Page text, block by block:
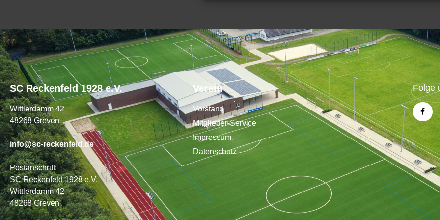
SC Reckenfeld 1928 e.V.
Wittlerdamm 42
48268 Greven
info@sc-reckenfeld.de
Postanschrift:
SC Reckenfeld 1928 e.V.
Wittlerdamm 42
48268 Greven
Verein
Vorstand
Mitglieder-Service
Impressum
Datenschutz
Folge